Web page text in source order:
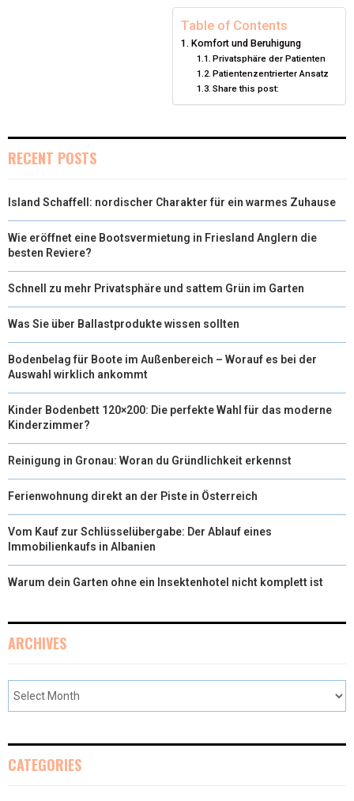
)
R
S
E
D
I
N
Table of Contents
Komfort und Beruhigung
Privatsphäre der Patienten
Patientenzentrierter Ansatz
Share this post:
RECENT POSTS
Island Schaffell: nordischer Charakter für ein warmes Zuhause
Wie eröffnet eine Bootsvermietung in Friesland Anglern die
besten Reviere?
Schnell zu mehr Privatsphäre und sattem Grün im Garten
Was Sie über Ballastprodukte wissen sollten
Bodenbelag für Boote im Außenbereich – Worauf es bei der
Auswahl wirklich ankommt
Kinder Bodenbett 120×200: Die perfekte Wahl für das moderne
Kinderzimmer?
Reinigung in Gronau: Woran du Gründlichkeit erkennst
Ferienwohnung direkt an der Piste in Österreich
Vom Kauf zur Schlüsselübergabe: Der Ablauf eines
Immobilienkaufs in Albanien
Warum dein Garten ohne ein Insektenhotel nicht komplett ist
ARCHIVES
CATEGORIES